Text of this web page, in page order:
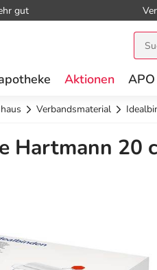
gut
Aktionen
Verbandsmaterial
Hartmann 20